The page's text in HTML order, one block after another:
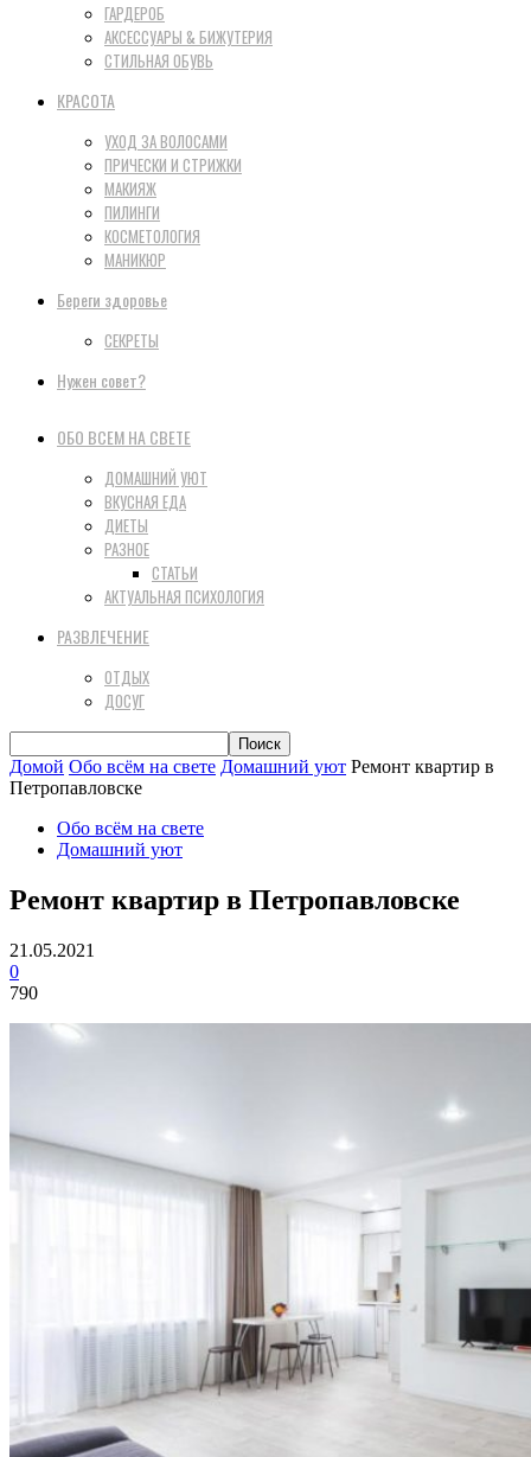
ГАРДЕРОБ
АКСЕССУАРЫ & БИЖУТЕРИЯ
СТИЛЬНАЯ ОБУВЬ
КРАСОТА
УХОД ЗА ВОЛОСАМИ
ПРИЧЕСКИ И СТРИЖКИ
МАКИЯЖ
ПИЛИНГИ
КОСМЕТОЛОГИЯ
МАНИКЮР
Береги здоровье
СЕКРЕТЫ
Нужен совет?
ОБО ВСЕМ НА СВЕТЕ
ДОМАШНИЙ УЮТ
ВКУСНАЯ ЕДА
ДИЕТЫ
РАЗНОЕ
СТАТЬИ
АКТУАЛЬНАЯ ПСИХОЛОГИЯ
РАЗВЛЕЧЕНИЕ
ОТДЫХ
ДОСУГ
Домой Обо всём на свете Домашний уют Ремонт квартир в
Петропавловске
Обо всём на свете
Домашний уют
Ремонт квартир в Петропавловске
21.05.2021
0
790